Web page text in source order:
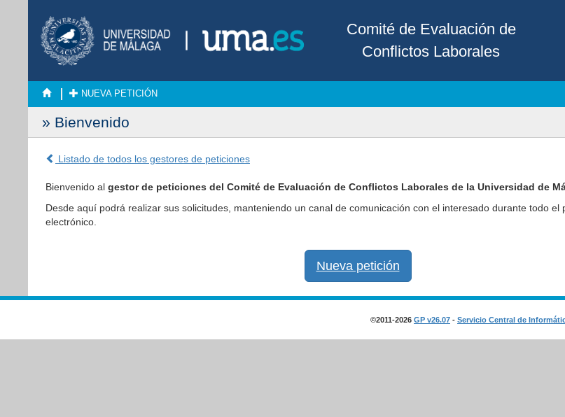
Comité de Evaluación de
Conflictos Laborales
NUEVA PETICIÓN
» Bienvenido
Listado de todos los gestores de peticiones
Bienvenido al gestor de peticiones del Comité de Evaluación de Conflictos Laborales de la Universidad de
Desde aquí podrá realizar sus solicitudes, manteniendo un canal de comunicación con el interesado durante todo el
electrónico.
Nueva petición
©2011-2026 GP v26.07 - Servicio Central de